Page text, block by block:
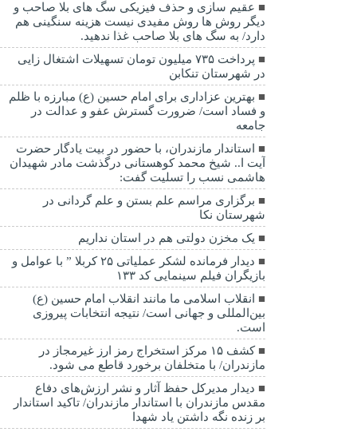
عقیم سازی و حذف فیزیکی سگ های بلا صاحب و
دیگر روش ها روش مفیدی نیست هزینه سنگینی هم
دارد/ به سگ های بلا صاحب غذا ندهید.
پرداخت ۷۳۵ میلیون تومان تسهیلات اشتغال زایی
در شهرستان تنکابن
بهترین عزاداری برای امام حسین (ع) مبارزه با ظلم
و فساد است/ ضرورت گسترش عفو و عدالت در
جامعه
استاندار مازندران، با حضور در بیت یادگار حضرت
آیت ا.. شیخ محمد کوهستانی درگذشت مادر شهیدان
هاشمی نسب را تسلیت گفت:
برگزاری مراسم علم بستن و علم گردانی در
شهرستان نکا
یک مخزن دولتی هم در استان نداریم
دیدار فرمانده لشکر عملیاتی ۲۵ کربلا ” با عوامل و
بازیگران فیلم سینمایی کد ۱۳۳
انقلاب اسلامی ما مانند انقلاب امام حسین (ع)
بین‌المللی و جهانی است/ نتیجه انتخابات پیروزی
است.
کشف ۱۵ مرکز استخراج رمز ارز غیرمجاز در
مازندران/ با متخلفان برخورد قاطع می شود.
دیدار مدیرکل حفظ آثار و نشر ارزش‌های دفاع
مقدس مازندران با استاندار مازندران/ تاکید استاندار
بر زنده نگه داشتن یاد شهدا